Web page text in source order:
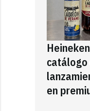
catálogo
en